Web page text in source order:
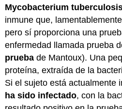
Mycobacterium
inmune que,
pero sí proporciona una
enfermedad llamada prueba
prueba de Mantoux). Una
proteína, extraída de la
Si el sujeto está actualmente
ha sido infectado, con la